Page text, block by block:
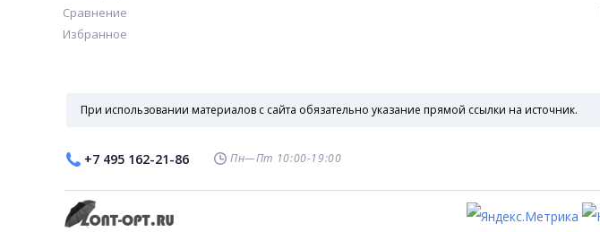
Сравнение
Избранное
При использовании материалов с сайта обязательно указание прямой ссылки на источник.
+7 495 162-21-86 Пн—Пт 10:00-19:00